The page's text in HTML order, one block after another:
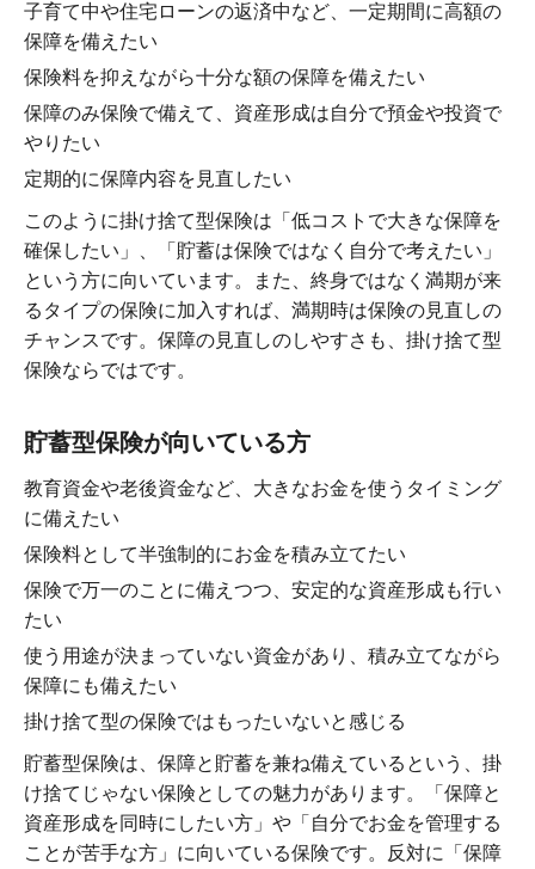
子育て中や住宅ローンの返済中など、一定期間に高額の
保障を備えたい
保険料を抑えながら十分な額の保障を備えたい
保障のみ保険で備えて、資産形成は自分で預金や投資で
やりたい
定期的に保障内容を見直したい
このように掛け捨て型保険は「低コストで大きな保障を
確保したい」、「貯蓄は保険ではなく自分で考えたい」
という方に向いています。また、終身ではなく満期が来
るタイプの保険に加入すれば、満期時は保険の見直しの
チャンスです。保障の見直しのしやすさも、掛け捨て型
保険ならではです。
貯蓄型保険が向いている方
教育資金や老後資金など、大きなお金を使うタイミング
に備えたい
保険料として半強制的にお金を積み立てたい
保険で万一のことに備えつつ、安定的な資産形成も行い
たい
使う用途が決まっていない資金があり、積み立てながら
保障にも備えたい
掛け捨て型の保険ではもったいないと感じる
貯蓄型保険は、保障と貯蓄を兼ね備えているという、掛
け捨てじゃない保険としての魅力があります。「保障と
資産形成を同時にしたい方」や「自分でお金を管理する
ことが苦手な方」に向いている保険です。反対に「保障